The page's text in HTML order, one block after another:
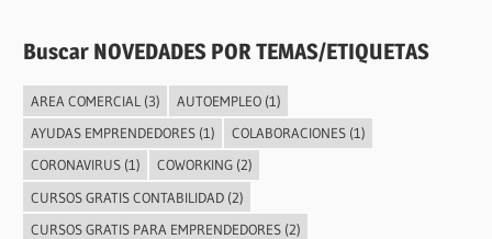
Buscar NOVEDADES POR TEMAS/ETIQUETAS
AREA COMERCIAL (3) AUTOEMPLEO(1)
AYUDAS EMPRENDEDORES(1) COLABORACIONES(1)
CORONAVIRUS(1) COWORKING(2)
CURSOS GRATIS CONTABILIDAD(2)
CURSOS GRATIS PARA EMPRENDEDORES(2)